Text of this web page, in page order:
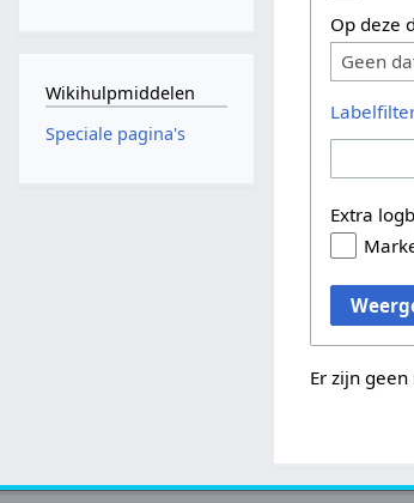
Op deze
Geen
Extra
Er zijn
Wikihulpmiddelen
Speciale pagina's